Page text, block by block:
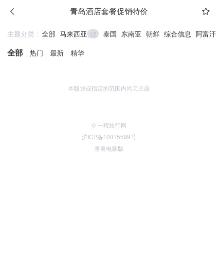
青岛酒店套餐促销特价
主题分类 : 全部 马来西亚 12 泰国 东南亚 朝鲜 综合信息 阿富汗
全部 热门 最新 精华
本版块或指定的范围内尚无主题
© 一程旅行网
沪ICP备10015599号
查看电脑版